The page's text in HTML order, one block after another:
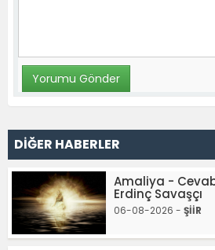
DİĞER HABERLER
Amaliya -
Erdinç Savaşçı
06-08-2026 - ŞİİR